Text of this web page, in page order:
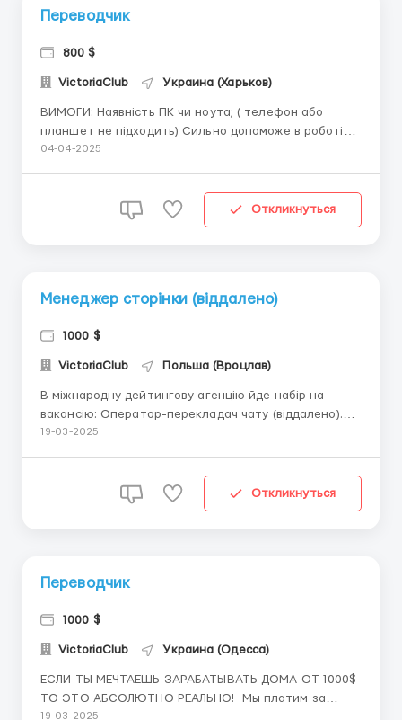
Переводчик
800 $
VictoriaClub Украина (Харьков)
ВИМОГИ: Наявність ПК чи ноута; ( телефон або
планшет не підходить) Сильно допоможе в роботі
креативність; Необхідна відповідальність.
УМОВИ: Гідний заробіток; Можлив...
04-04-2025
Откликнуться
Менеджер сторінки (віддалено)
1000 $
VictoriaClub Польша (Вроцлав)
В міжнародну дейтингову агенцію йде набір на
вакансію: Оператор-перекладач чату (віддалено).
Працювати потрібно вдома (онлайн), тому
запрошуємо кандидатів, які вільно володіють Пк,
19-03-2025
Откликнуться
Переводчик
1000 $
VictoriaClub Украина (Одесса)
ЕСЛИ ТЫ МЕЧТАЕШЬ ЗАРАБАТЫВАТЬ ДОМА ОТ 1000$
ТО ЭТО АБСОЛЮТНО РЕАЛЬНО! Мы платим за
общение с людьми из США с помощью переводчика.
19-03-2025